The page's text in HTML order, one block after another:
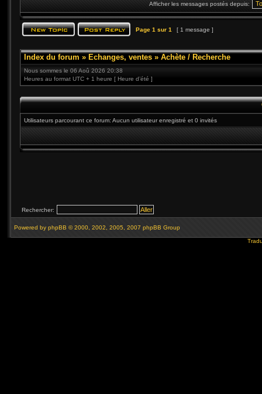
Afficher les messages postés depuis:
Page 1 sur 1 [ 1 message ]
Index du forum » Echanges, ventes » Achète / Recherche
Nous sommes le 06 Aoû 2026 20:38
Heures au format UTC + 1 heure [ Heure d’été ]
Utilisateurs parcourant ce forum: Aucun utilisateur enregistré et 0 invités
Rechercher:
Powered by phpBB © 2000, 2002, 2005, 2007 phpBB Group